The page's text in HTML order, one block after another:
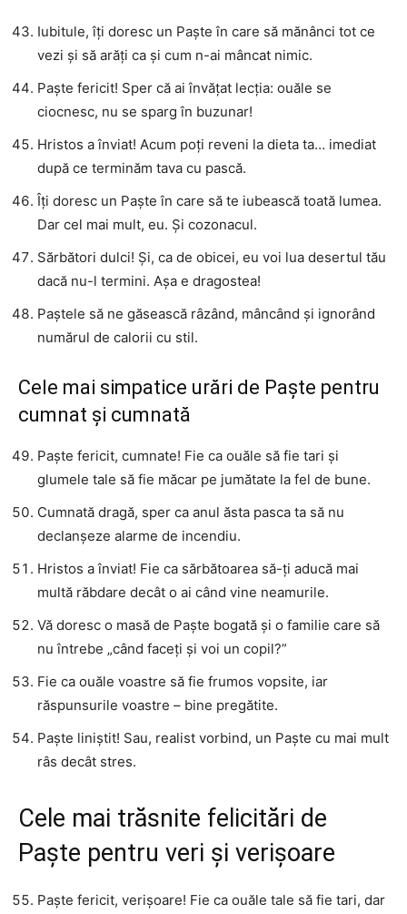
Iubitule, îți doresc un Paște în care să mănânci tot ce
vezi și să arăți ca și cum n-ai mâncat nimic.
Paște fericit! Sper că ai învățat lecția: ouăle se
ciocnesc, nu se sparg în buzunar!
Hristos a înviat! Acum poți reveni la dieta ta… imediat
după ce terminăm tava cu pască.
Îți doresc un Paște în care să te iubească toată lumea.
Dar cel mai mult, eu. Și cozonacul.
Sărbători dulci! Și, ca de obicei, eu voi lua desertul tău
dacă nu-l termini. Așa e dragostea!
Paștele să ne găsească râzând, mâncând și ignorând
numărul de calorii cu stil.
Cele mai simpatice urări de Paște pentru
cumnat și cumnată
Paște fericit, cumnate! Fie ca ouăle să fie tari și
glumele tale să fie măcar pe jumătate la fel de bune.
Cumnată dragă, sper ca anul ăsta pasca ta să nu
declanșeze alarme de incendiu.
Hristos a înviat! Fie ca sărbătoarea să-ți aducă mai
multă răbdare decât o ai când vine neamurile.
Vă doresc o masă de Paște bogată și o familie care să
nu întrebe „când faceți și voi un copil?”
Fie ca ouăle voastre să fie frumos vopsite, iar
răspunsurile voastre – bine pregătite.
Paște liniștit! Sau, realist vorbind, un Paște cu mai mult
râs decât stres.
Cele mai trăsnite felicitări de
Paște pentru veri și verișoare
Paște fericit, verișoare! Fie ca ouăle tale să fie tari, dar